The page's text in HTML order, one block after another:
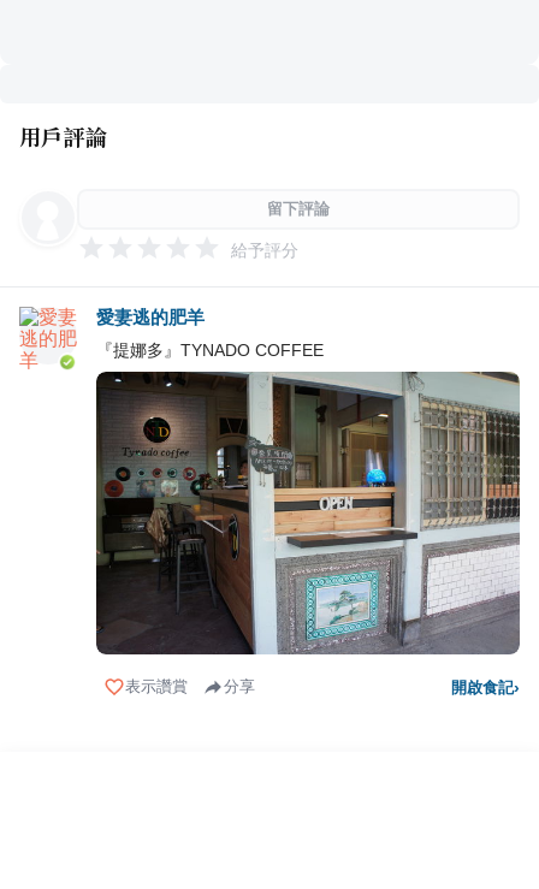
用戶評論
留下評論
給予評分
愛妻逃的肥羊
『提娜多』TYNADO COFFEE
表示讚賞 分享 開啟食記›